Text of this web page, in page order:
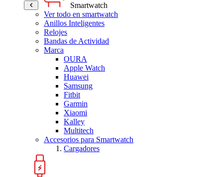
Smartwatch
Ver todo en smartwatch
Anillos Inteligentes
Relojes
Bandas de Actividad
Marca
OURA
Apple Watch
Huawei
Samsung
Fitbit
Garmin
Xiaomi
Kalley
Multitech
Accesorios para Smartwatch
Cargadores